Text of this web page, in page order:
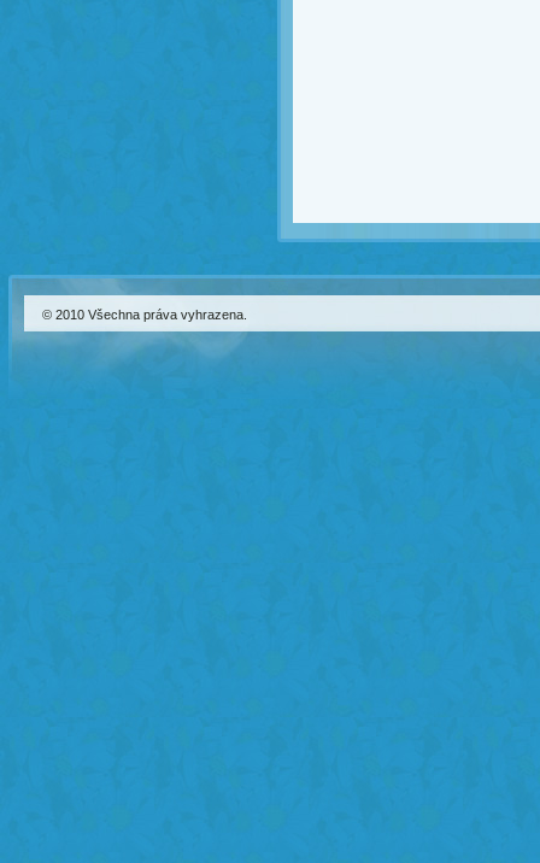
© 2010 Všechna práva vyhrazena.